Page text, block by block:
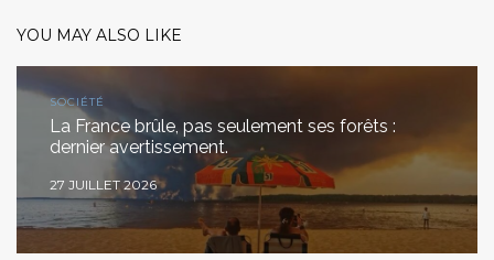
YOU MAY ALSO LIKE
SOCIÉTÉ
La France brûle, pas seulement ses forêts :
dernier avertissement.
27 JUILLET 2026